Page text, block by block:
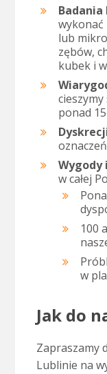
Badania
wykonać
lub
zębów,
kubek i
ponad
w całej
100
w
Jak do
Zapraszamy
Lublinie na